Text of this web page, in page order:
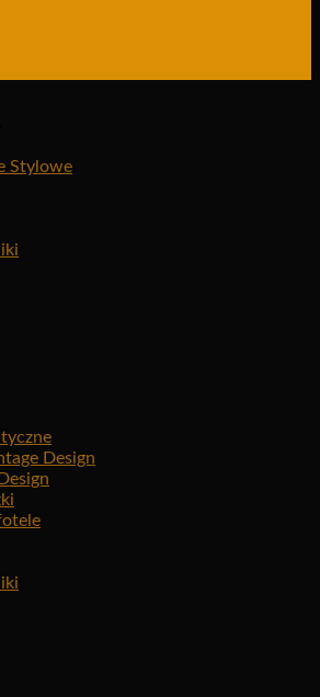
Stylowe
Design